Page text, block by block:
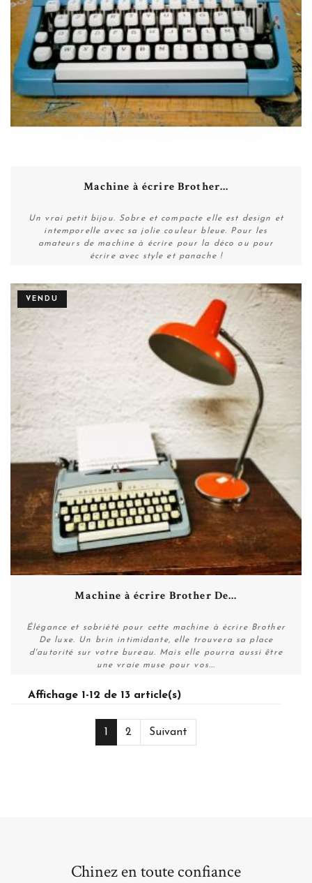
Plus de détails
Machine à écrire Brother...
Un vrai petit bijou. Sobre et compacte elle est design et
intemporelle avec sa jolie couleur bleue. Pour les
amateurs de machine à écrire pour la déco ou pour
écrire avec style et panache !
VENDU
Machine à écrire Brother De...
Élégance et sobriété pour cette machine à écrire Brother
De luxe. Un brin intimidante, elle trouvera sa place
d'autorité sur votre bureau. Mais elle pourra aussi être
une vraie muse pour vos...
Affichage 1-12 de 13 article(s)
1 2 Suivant
Chinez en toute confiance